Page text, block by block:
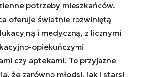
potrzeby mieszkańców.
oferuje świetnie rozwiniętą
i medyczną, z licznymi
opiekuńczymi
czy aptekami. To przyjazne
że zarówno młodsi, jak i starsi